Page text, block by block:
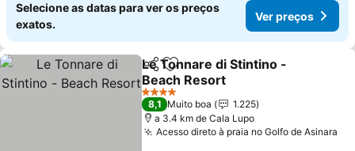
Selecione as datas para ver os preços
exatos.
Ver preços
PartilharAdicionar aos favoritos
Le Tonnare di Stintino -
Beach Resort
4 Estrelas
8,1 Muito boa
1.225
a 3.4 km de Cala Lupo
Acesso direto à praia no Golfo de Asinara